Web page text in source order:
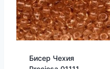
Бисер Чехия